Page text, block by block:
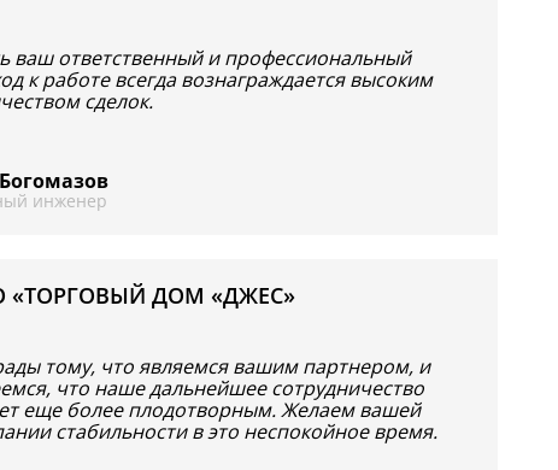
ваш ответственный и профессиональный
к работе всегда вознаграждается высоким
сделок.
инженер
«ТОРГОВЫЙ ДОМ «ДЖЕС»
тому, что являемся вашим партнером, и
что наше дальнейшее сотрудничество
еще более плодотворным. Желаем вашей
стабильности в это неспокойное время.